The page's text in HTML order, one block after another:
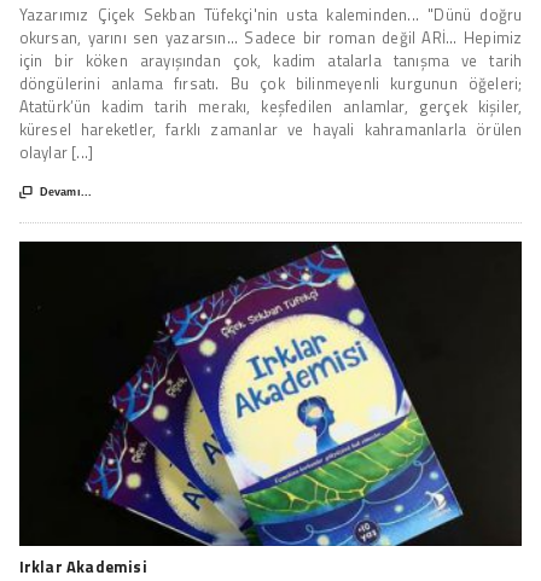
Yazarımız Çiçek Sekban Tüfekçi'nin usta kaleminden... "Dünü doğru
okursan, yarını sen yazarsın... Sadece bir roman değil ARİ... Hepimiz
için bir köken arayışından çok, kadim atalarla tanışma ve tarih
döngülerini anlama fırsatı. Bu çok bilinmeyenli kurgunun öğeleri;
Atatürk’ün kadim tarih merakı, keşfedilen anlamlar, gerçek kişiler,
küresel hareketler, farklı zamanlar ve hayali kahramanlarla örülen
olaylar [...]
 Devamı...
Irklar Akademisi